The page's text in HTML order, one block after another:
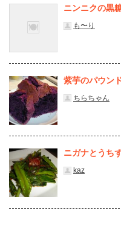
ニンニクの黒
も〜り
紫芋のパウン
ちらちゃん
ニガナとうち
kaz